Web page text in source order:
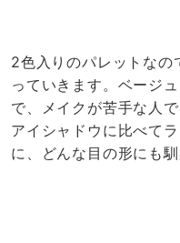
2色入りのパレットな
っていきます。ベージ
で、メイクが苦手な人
アイシャドウに比べて
に、どんな目の形にも